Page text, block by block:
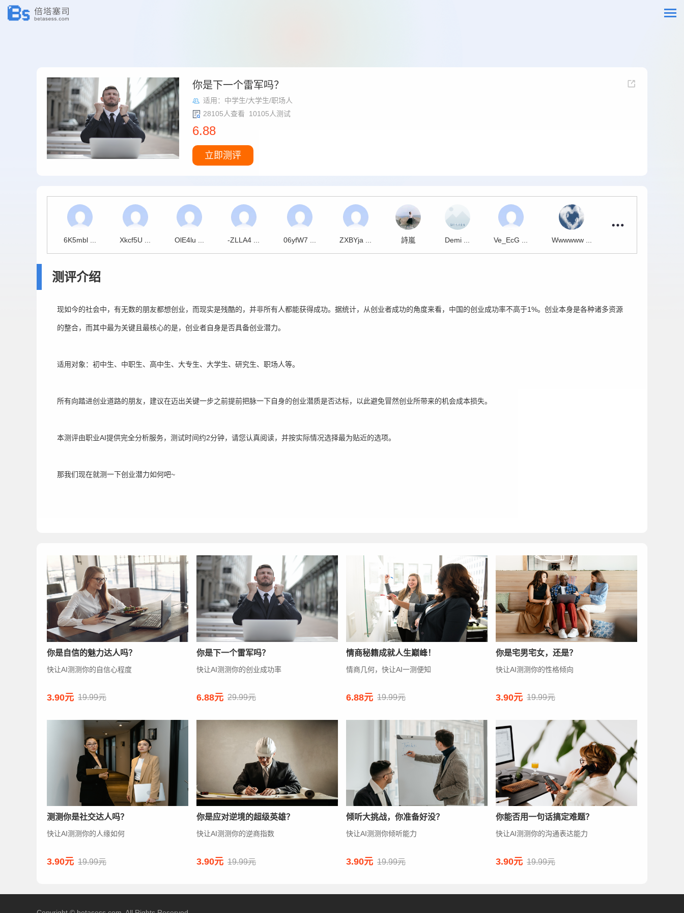
你是下一个雷军吗？
适用：中学生/大学生/职场人
28105人查看 10105人测试
6.88
立即测评
6K5mbl ... Xkcf5U ... OlE4lu ... -ZLLA4 ... 06yfW7 ... ZXBYja ... 詩嵐 Demi ... Ve_EcG ... Wwwwww ...
测评介绍
现如今的社会中，有无数的朋友都想创业，而现实是残酷的，并非所有人都能获得成功。据统计，从创业者成功的角度来看，中国的创业成功率不高于1%。创业本身是各种诸多资源
的整合，而其中最为关键且最核心的是，创业者自身是否具备创业潜力。
适用对象：初中生、中职生、高中生、大专生、大学生、研究生、职场人等。
所有向踏进创业道路的朋友，建议在迈出关键一步之前提前把脉一下自身的创业潜质是否达标，以此避免冒然创业所带来的机会成本损失。
本测评由职业AI提供完全分析服务，测试时间约2分钟，请您认真阅读，并按实际情况选择最为贴近的选项。
那我们现在就测一下创业潜力如何吧~
你是自信的魅力达人吗？
快让AI测测你的自信心程度
3.90元 19.99元
你是下一个雷军吗？
快让AI测测你的创业成功率
6.88元 29.99元
情商秘籍成就人生巅峰！
情商几何，快让AI一测便知
6.88元 19.99元
你是宅男宅女，还是？
快让AI测测你的性格倾向
3.90元 19.99元
测测你是社交达人吗？
快让AI测测你的人缘如何
3.90元 19.99元
你是应对逆境的超级英雄？
快让AI测测你的逆商指数
3.90元 19.99元
倾听大挑战，你准备好没？
快让AI测测你倾听能力
3.90元 19.99元
你能否用一句话搞定难题？
快让AI测测你的沟通表达能力
3.90元 19.99元